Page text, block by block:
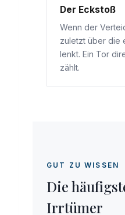
Der Eckstoß
Wenn der
zuletzt über die
lenkt. Ein Tor
zählt.
GUT ZU WISSEN
Die
Irrtümer